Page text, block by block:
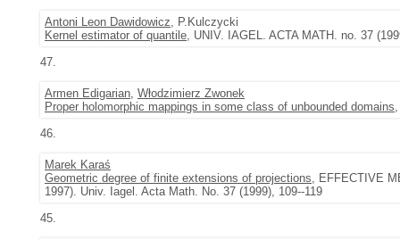
Antoni Leon Dawidowicz, P.Kulczycki
Kernel estimator of quantile, UNIV. IAGEL. ACTA MATH. no. 37
47.
Armen Edigarian, Włodzimierz Zwonek
Proper holomorphic mappings in some class of unbounded domains
46.
Marek Karaś
Geometric degree of finite extensions of projections, EFFECTIVE
1997). Univ. Iagel. Acta Math. No. 37 (1999), 109--119
45.